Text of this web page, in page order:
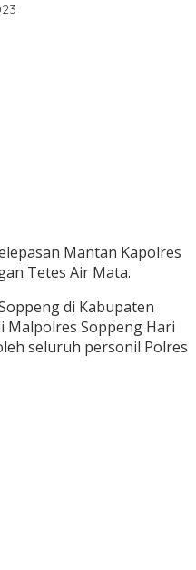
Mantan Kapolres
Tetes Air Mata.
di Kabupaten
Malpolres Soppeng Hari
seluruh personil Polres